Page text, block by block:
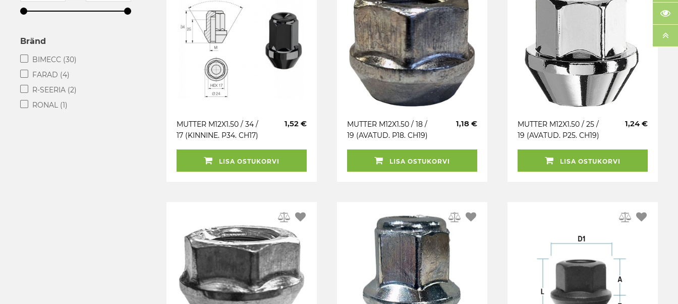
Bränd
BIMECC (30)
FARAD (4)
R-SEERIA (2)
RONAL (1)
MUTTER M12X1.50 / 34 /
17 (KINNINE. P34. CH17)
1,52 €
LISA OSTUKORVI
MUTTER M12X1.50 / 18 /
19 (AVATUD. P18. CH19)
1,18 €
LISA OSTUKORVI
MUTTER M12X1.50 / 25 /
19 (AVATUD. P25. CH19)
1,24 €
LISA OSTUKORVI